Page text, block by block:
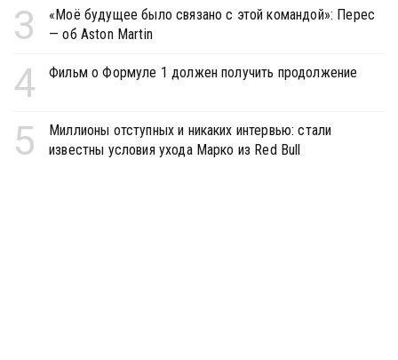
3
«Моё будущее было связано с этой командой»: Перес
— об Aston Martin
4 Фильм о Формуле 1 должен получить продолжение
5
Миллионы отступных и никаких интервью: стали
известны условия ухода Марко из Red Bull